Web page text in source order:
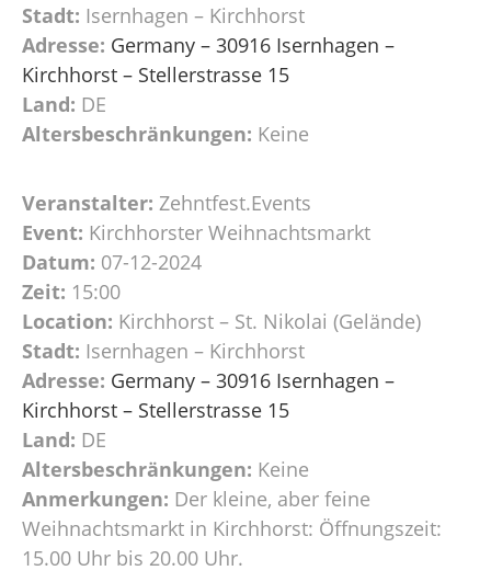
Stadt: Isernhagen – Kirchhorst
Adresse: Germany – 30916 Isernhagen –
Kirchhorst – Stellerstrasse 15
Land: DE
Altersbeschränkungen: Keine
Veranstalter: Zehntfest.Events
Event: Kirchhorster Weihnachtsmarkt
Datum: 07-12-2024
Zeit: 15:00
Location: Kirchhorst – St. Nikolai (Gelände)
Stadt: Isernhagen – Kirchhorst
Adresse: Germany – 30916 Isernhagen –
Kirchhorst – Stellerstrasse 15
Land: DE
Altersbeschränkungen: Keine
Anmerkungen: Der kleine, aber feine
Weihnachtsmarkt in Kirchhorst: Öffnungszeit:
15.00 Uhr bis 20.00 Uhr.